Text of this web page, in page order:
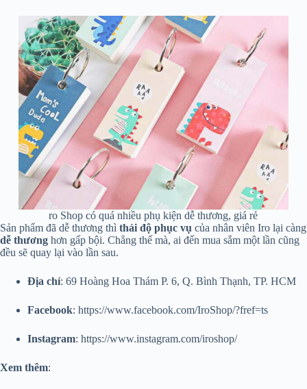
ro Shop có quá nhiều phụ kiện dễ thương, giá rẻ
Sản phẩm đã dễ thương thì thái độ phục vụ của nhân viên Iro lại càng
dễ thương hơn gấp bội. Chẳng thế mà, ai đến mua sắm một lần cũng
đều sẽ quay lại vào lần sau.
Địa chỉ: 69 Hoàng Hoa Thám P. 6, Q. Bình Thạnh, TP. HCM
Facebook: https://www.facebook.com/IroShop/?fref=ts
Instagram: https://www.instagram.com/iroshop/
Xem thêm: